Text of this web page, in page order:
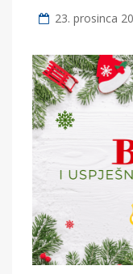
23. prosinca